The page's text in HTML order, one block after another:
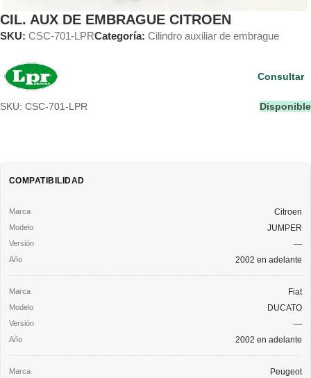
CIL. AUX DE EMBRAGUE CITROEN
SKU: CSC-701-LPRCategoría: Cilindro auxiliar de embrague
SKU: CSC-701-LPR Disponible
Consultar
COMPATIBILIDAD
Citroen
JUMPER
—
2002 en adelante
Fiat
DUCATO
—
2002 en adelante
Peugeot